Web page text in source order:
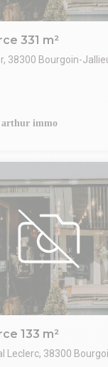
331 m²
38300 Bourgoin-
étude notariale
de plus de 275 m²,
vos projets
: Située dans
cabinets ou autres
pour
133 m²
Leclerc, 38300